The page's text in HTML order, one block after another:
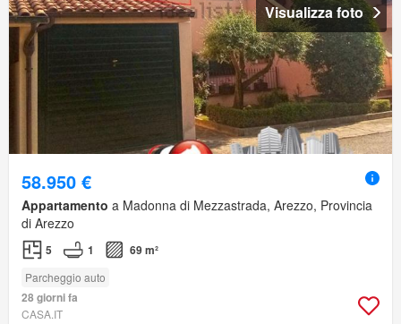
Visualizza foto
58.950 €
Appartamento a Madonna di Mezzastrada, Arezzo, Provincia
di Arezzo
5 1 69 m²
Parcheggio auto
28 giorni fa
CASA.IT